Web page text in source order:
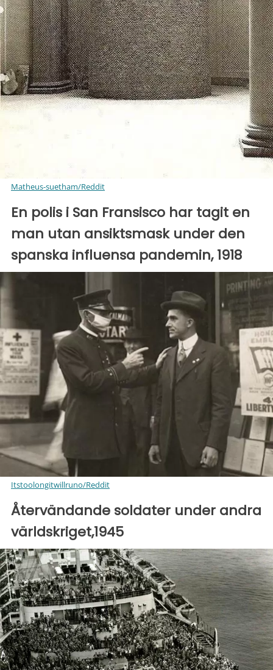
Matheus-suetham/Reddit
En polis i San Fransisco har tagit en
man utan ansiktsmask under den
spanska influensa pandemin, 1918
Itstoolongitwillruno/Reddit
Återvändande soldater under andra
världskriget,1945